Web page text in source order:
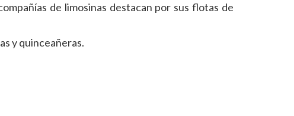
de limosinas destacan por sus flotas de
y quinceañeras.